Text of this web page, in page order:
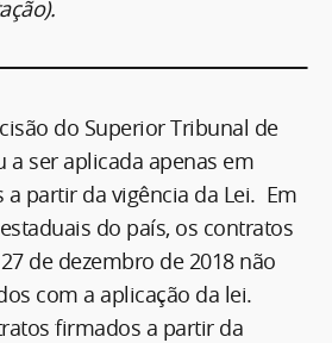
do Superior Tribunal de
a ser aplicada apenas em
partir da vigência da Lei. Em
do país, os contratos
de dezembro de 2018 não
com a aplicação da lei.
firmados a partir da